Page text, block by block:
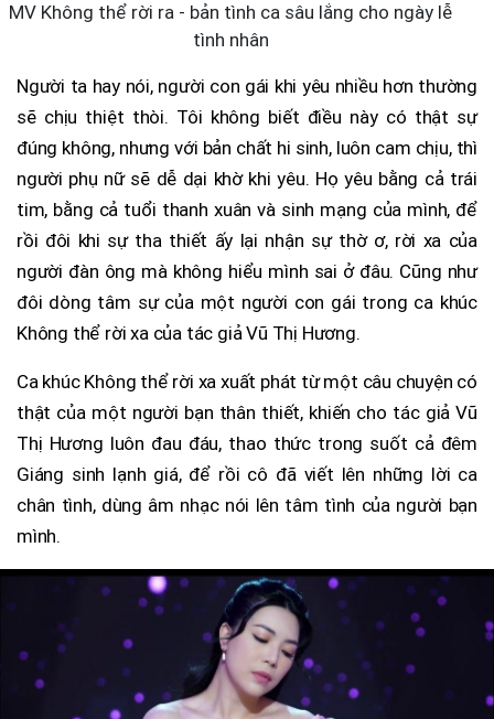
MV Không thể rời ra - bản tình ca sâu lắng cho ngày lễ
tình nhân
Người ta hay nói, người con gái khi yêu nhiều hơn thường
sẽ chịu thiệt thòi. Tôi không biết điều này có thật sự
đúng không, nhưng với bản chất hi sinh, luôn cam chịu, thì
người phụ nữ sẽ dễ dại khờ khi yêu. Họ yêu bằng cả trái
tim, bằng cả tuổi thanh xuân và sinh mạng của mình, để
rồi đôi khi sự tha thiết ấy lại nhận sự thờ ơ, rời xa của
người đàn ông mà không hiểu mình sai ở đâu. Cũng như
đôi dòng tâm sự của một người con gái trong ca khúc
Không thể rời xa của tác giả Vũ Thị Hương.
Ca khúc Không thể rời xa xuất phát từ một câu chuyện có
thật của một người bạn thân thiết, khiến cho tác giả Vũ
Thị Hương luôn đau đáu, thao thức trong suốt cả đêm
Giáng sinh lạnh giá, để rồi cô đã viết lên những lời ca
chân tình, dùng âm nhạc nói lên tâm tình của người bạn
mình.